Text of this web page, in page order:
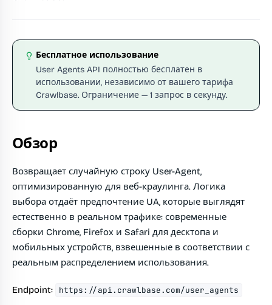
Бесплатное использование
User Agents API полностью бесплатен в
использовании, независимо от вашего тарифа
Crawlbase. Ограничение — 1 запрос в секунду.
Обзор
Возвращает случайную строку User-Agent,
оптимизированную для веб-краулинга. Логика
выбора отдаёт предпочтение UA, которые выглядят
естественно в реальном трафике: современные
сборки Chrome, Firefox и Safari для десктопа и
мобильных устройств, взвешенные в соответствии с
реальным распределением использования.
Endpoint: https://api.crawlbase.com/user_agents